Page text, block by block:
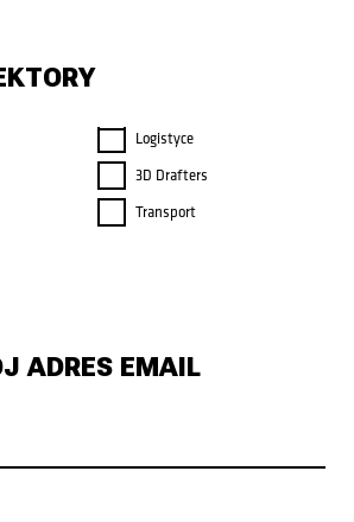
Logistyce
3D Drafters
Transport
ADRES EMAIL